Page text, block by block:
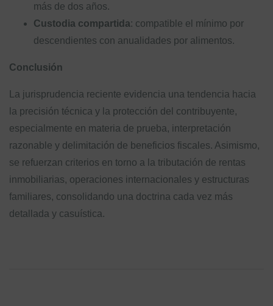
más de dos años.
Custodia compartida: compatible el mínimo por
descendientes con anualidades por alimentos.
Conclusión
La jurisprudencia reciente evidencia una tendencia hacia
la precisión técnica y la protección del contribuyente,
especialmente en materia de prueba, interpretación
razonable y delimitación de beneficios fiscales. Asimismo,
se refuerzan criterios en torno a la tributación de rentas
inmobiliarias, operaciones internacionales y estructuras
familiares, consolidando una doctrina cada vez más
detallada y casuística.